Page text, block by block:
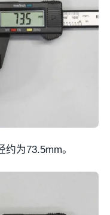
为73.5mm。